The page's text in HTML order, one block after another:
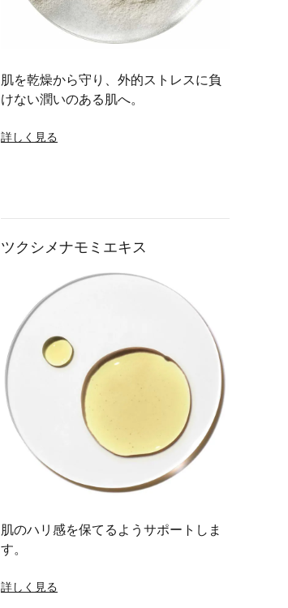
肌を乾燥から守り、外的ストレスに負
けない潤いのある肌へ。
詳しく見る
ツクシメナモミエキス
肌のハリ感を保てるようサポートしま
す。
詳しく見る